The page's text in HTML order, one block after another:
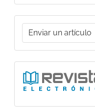
Enviar
un
artículo
Enviar un artículo
Ligas